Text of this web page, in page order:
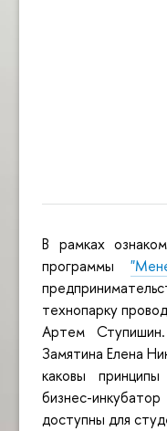
В рамках
программы
технопарку
Артем
Замятина Елена
каковы
бизнес-
доступны для